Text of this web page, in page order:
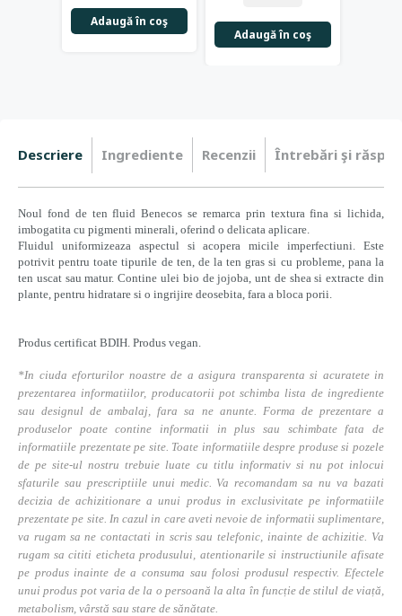
Adaugă în coş
Adaugă în coş
Descriere Ingrediente Recenzii Întrebări şi
Noul fond de ten fluid Benecos se remarca prin textura fina si lichida,
imbogatita cu pigmenti minerali, oferind o delicata aplicare.
Fluidul uniformizeaza aspectul si acopera micile imperfectiuni. Este
potrivit pentru toate tipurile de ten, de la ten gras si cu probleme, pana la
ten uscat sau matur. Contine ulei bio de jojoba, unt de shea si extracte din
plante, pentru hidratare si o ingrijire deosebita, fara a bloca porii.
Produs certificat BDIH. Produs vegan.
*In ciuda eforturilor noastre de a asigura transparenta si acuratete in
prezentarea informatiilor, producatorii pot schimba lista de ingrediente
sau designul de ambalaj, fara sa ne anunte. Forma de prezentare a
produselor poate contine informatii in plus sau schimbate fata de
informatiile prezentate pe site. Toate informatiile despre produse si pozele
de pe site-ul nostru trebuie luate cu titlu informativ si nu pot inlocui
sfaturile sau prescriptiile unui medic. Va recomandam sa nu va bazati
decizia de achizitionare a unui produs in exclusivitate pe informatiile
prezentate pe site. In cazul in care aveti nevoie de informatii suplimentare,
va rugam sa ne contactati in scris sau telefonic, inainte de achizitie. Va
rugam sa cititi eticheta produsului, atentionarile si instructiunile afisate
pe produs inainte de a consuma sau folosi produsul respectiv. Efectele
unui produs pot varia de la o persoană la alta în funcție de stilul de viață,
metabolism, vârstă sau stare de sănătate.